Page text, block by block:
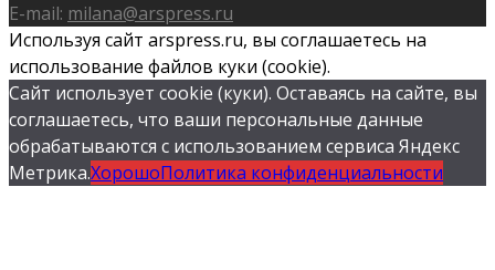
E-mail: milana@arspress.ru
Используя сайт arspress.ru, вы соглашаетесь на
использование файлов куки (cookie).
Сайт использует cookie (куки). Оставаясь на сайте, вы
соглашаетесь, что ваши персональные данные
обрабатываются с использованием сервиса Яндекс
Метрика.ХорошоПолитика конфиденциальности